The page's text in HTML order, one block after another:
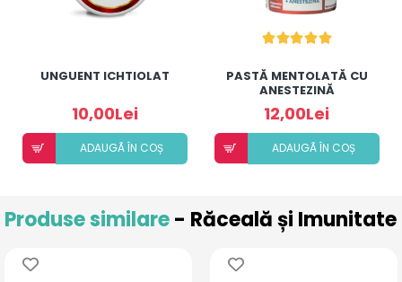
UNGUENT ICHTIOLAT
10,00Lei
ADAUGÃ ÎN COȘ
PASTĂ MENTOLATĂ CU
ANESTEZINĂ
12,00Lei
ADAUGÃ ÎN COȘ
Produse similare- Răceală și Imunitate